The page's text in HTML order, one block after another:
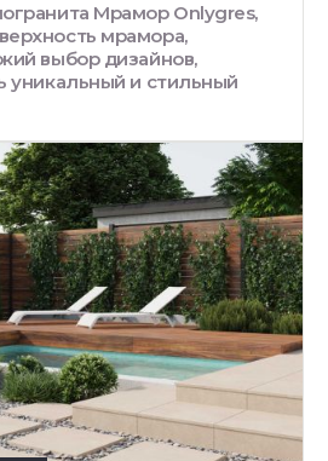
Мрамор Onlygres,
мрамора,
выбор дизайнов,
уникальный и стильный